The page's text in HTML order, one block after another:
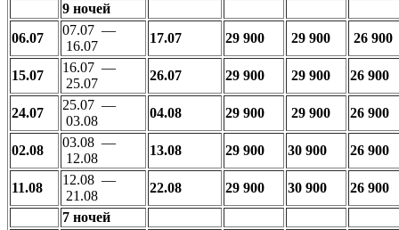
9 ночей
06.07
07.07 —
16.07
17.07 29 900 29 900 26 900
15.07
16.07 —
25.07
26.07 29 900 29 900 26 900
24.07
25.07 —
03.08
04.08 29 900 29 900 26 900
02.08
03.08 —
12.08
13.08 29 900 30 900 26 900
11.08
12.08 —
21.08
22.08 29 900 30 900
26 900
7 ночей